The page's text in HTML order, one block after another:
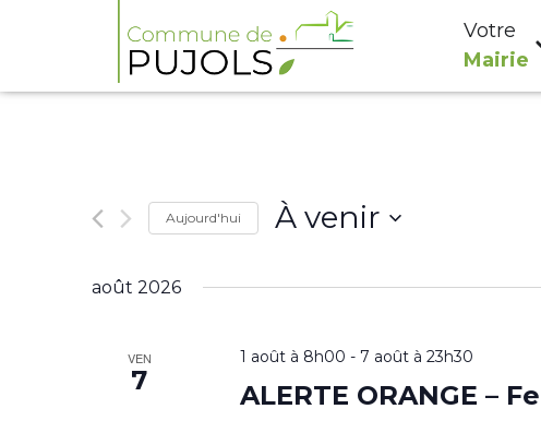
Votre
Mairie
Aujourd'hui À venir
une
août 2026
VEN
7
1 août à 8h00 - 7 août à 23h30
ALERTE ORANGE –